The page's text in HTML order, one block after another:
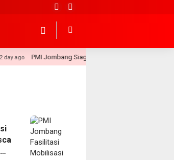
PMI Jombang Siagakan Layanan Pertolongan Pertama